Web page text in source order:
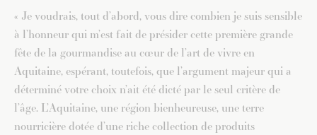
« Je voudrais, tout d’abord, vous dire combien je suis sensible
à l’honneur qui m’est fait de présider cette première grande
fête de la gourmandise au cœur de l’art de vivre en
Aquitaine, espérant, toutefois, que l’argument majeur qui a
déterminé votre choix n’ait été dicté par le seul critère de
l’âge. L’Aquitaine, une région bienheureuse, une terre
nourricière dotée d’une riche collection de produits